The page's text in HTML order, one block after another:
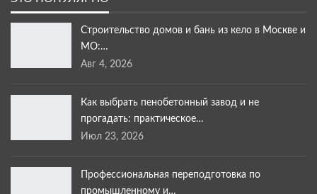
Строительство домов и бань из кело в Москве и
МО:…
Авг 4, 2026
Как выбрать пенобетонный завод и не
прогадать: практическое…
Июл 23, 2026
Профессиональная переподготовка по
промышленному и…